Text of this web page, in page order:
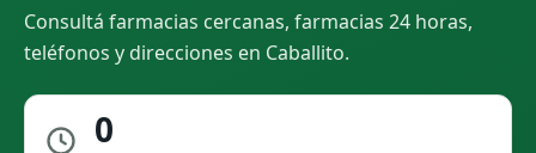
Consultá farmacias cercanas, farmacias 24 horas,
teléfonos y direcciones en Caballito.
0